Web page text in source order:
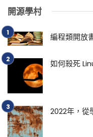
開源學村
編程類開放
如何殺死
2022年，從